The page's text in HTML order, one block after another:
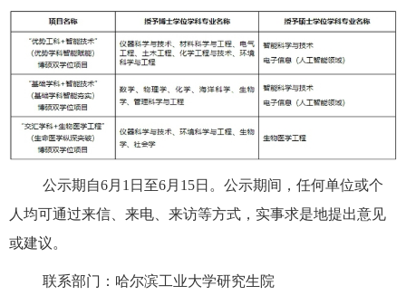
公示期自6月 1 日至6月 15日。公示期间，任何单位或个
人均可通过来信、来电、来访等方式，实事求是地提出意见
或建议。
联系部门：哈尔滨工业大学研究生院